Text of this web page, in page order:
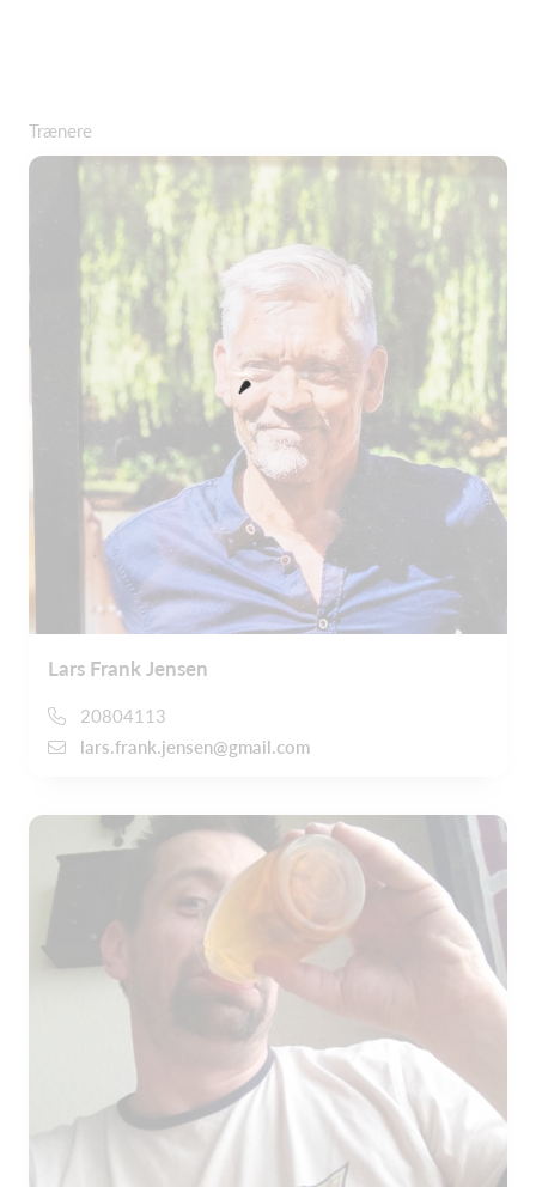
Trænere
Lars Frank Jensen
20804113
lars.frank.jensen@gmail.com